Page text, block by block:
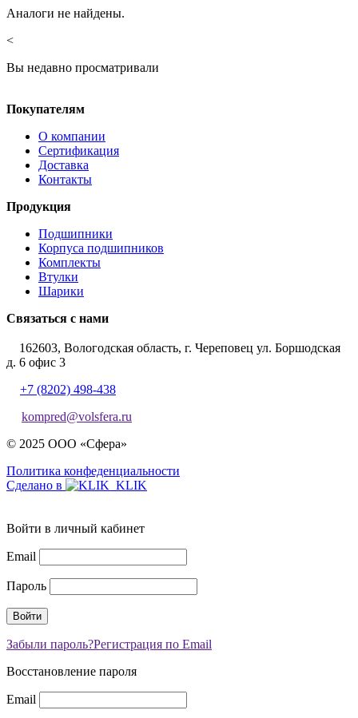
Аналоги не найдены.
<
Вы недавно просматривали
Покупателям
О компании
Сертификация
Доставка
Контакты
Продукция
Подшипники
Корпуса подшипников
Комплекты
Втулки
Шарики
Связаться с нами
162603, Вологодская область, г. Череповец ул. Боршодская
д. 6 офис 3
+7 (8202) 498-438
kompred@volsfera.ru
© 2025 ООО «Сфера»
Политика конфеденциальности
Сделано в
Войти в личный кабинет
Email
Пароль
Забыли пароль?Регистрация по Email
Восстановление пароля
Email